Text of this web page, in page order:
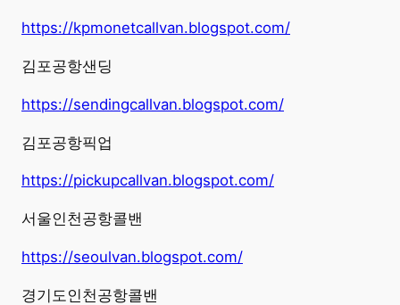
https://kpmonetcallvan.blogspot.com/
김포공항샌딩
https://sendingcallvan.blogspot.com/
김포공항픽업
https://pickupcallvan.blogspot.com/
서울인천공항콜밴
https://seoulvan.blogspot.com/
경기도인천공항콜밴